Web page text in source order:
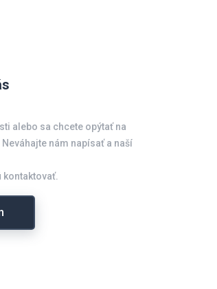
alebo sa chcete opýtať na
nám napísať a naší